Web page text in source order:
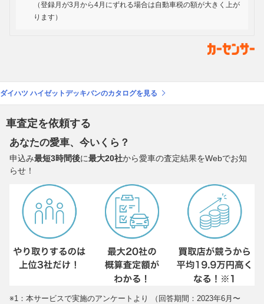
（登録月が3月から4月にずれる場合は自動車税の額が大きく上が
ります）
ダイハツ ハイゼットデッキバンのカタログを見る
車査定を依頼する
あなたの愛車、今いくら？
申込み最短3時間後に最大20社から愛車の査定結果をWebでお知
らせ！
※1：本サービスで実施のアンケートより （回答期間：2023年6月〜